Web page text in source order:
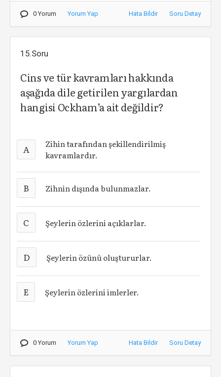
0 Yorum Yorum Yap Hata Bildir Soru Detay
15.Soru
Cins ve tür kavramları hakkında
aşağıda dile getirilen yargılardan
hangisi Ockham’a ait değildir?
A
Zihin tarafından şekillendirilmiş
kavramlardır.
B Zihnin dışında bulunmazlar.
C Şeylerin özlerini açıklarlar.
D Şeylerin özünü oluştururlar.
E Şeylerin özlerini imlerler.
0 Yorum Yorum Yap Hata Bildir Soru Detay